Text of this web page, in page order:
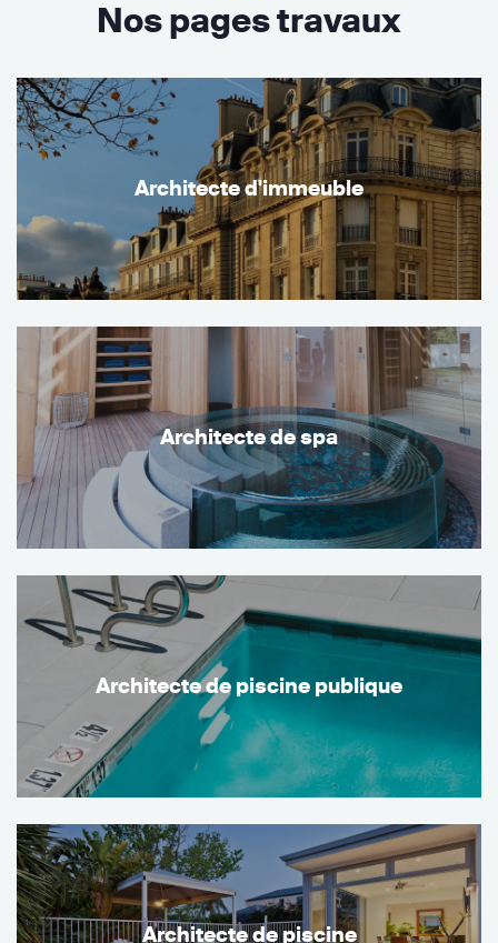
Nos pages travaux
Architecte d'immeuble
Architecte de spa
Architecte de piscine publique
Architecte de piscine